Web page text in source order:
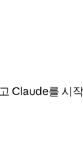
Claude를 시